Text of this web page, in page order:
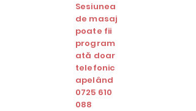
Sesiunea
de masaj
poate fii
program
ată doar
telefonic
apelând
0725 610
088